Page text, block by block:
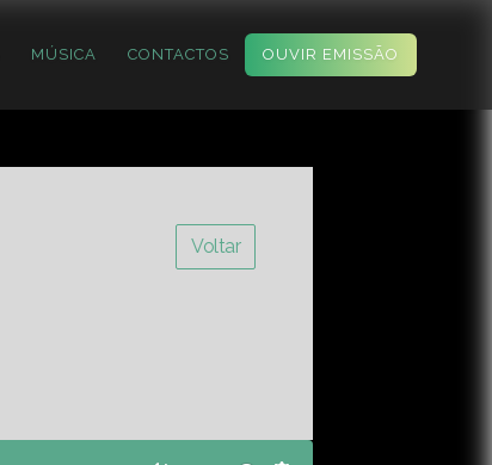
MÚSICA CONTACTOS OUVIR EMISSÃO
Voltar